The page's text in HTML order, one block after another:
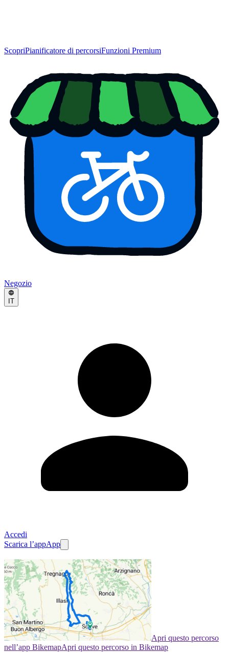
ScopriPianificatore di percorsiFunzioni Premium
Negozio
IT
Accedi
Scarica l’appApp
Apri questo percorso
nell’app BikemapApri questo percorso in Bikemap